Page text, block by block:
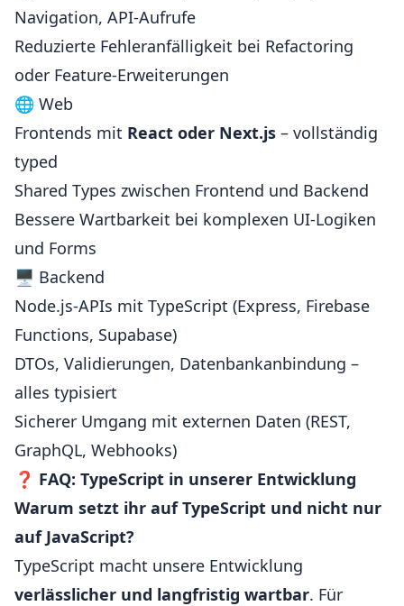
Navigation, API-Aufrufe
Reduzierte Fehleranfälligkeit bei Refactoring
oder Feature-Erweiterungen
🌐 Web
Frontends mit React oder Next.js – vollständig
typed
Shared Types zwischen Frontend und Backend
Bessere Wartbarkeit bei komplexen UI-Logiken
und Forms
🖥 Backend
Node.js-APIs mit TypeScript (Express, Firebase
Functions, Supabase)
DTOs, Validierungen, Datenbankanbindung –
alles typisiert
Sicherer Umgang mit externen Daten (REST,
GraphQL, Webhooks)
❓ FAQ: TypeScript in unserer Entwicklung
Warum setzt ihr auf TypeScript und nicht nur
auf JavaScript?
TypeScript macht unsere Entwicklung
verlässlicher und langfristig wartbar. Für